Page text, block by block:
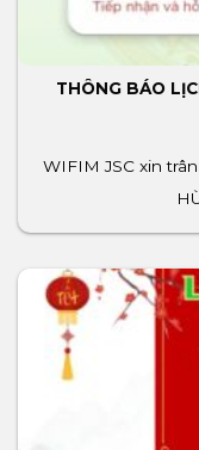
THÔNG BÁO
WIFIM JSC xin